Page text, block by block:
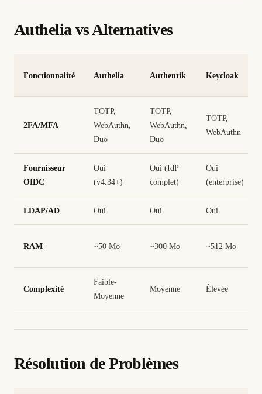
Authelia vs Alternatives
Fonctionnalité Authelia Authentik Keycloak
2FA/MFA
TOTP,
WebAuthn,
Duo
TOTP,
WebAuthn,
Duo
TOTP,
WebAuthn
Fournisseur
OIDC
Oui
(v4.34+)
Oui (IdP
complet)
Oui
(enterprise)
LDAP/AD Oui Oui Oui
RAM ~50 Mo ~300 Mo ~512 Mo
Complexité
Faible-
Moyenne
Moyenne Élevée
Résolution de Problèmes